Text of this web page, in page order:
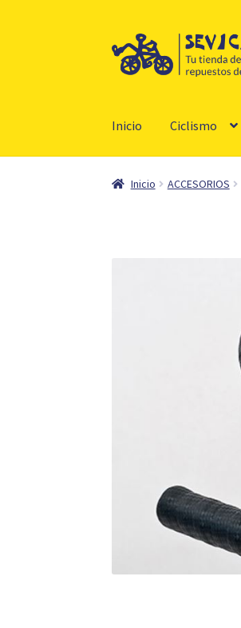
Ir
a
Ir
al
Inicio Ciclismo
Inicio ACCESORIOS